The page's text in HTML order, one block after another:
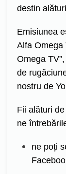
destin
Emisiunea
Alfa Omega
Omega
de
nostru de
Fii alături
ne
ne poți